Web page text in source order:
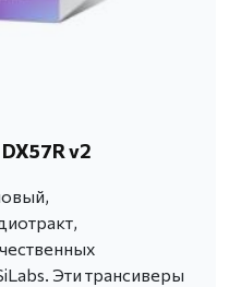
v2
Эти трансиверы